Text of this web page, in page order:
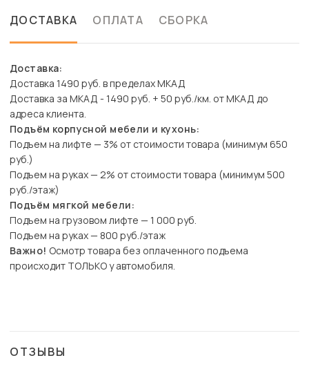
ДОСТАВКА ОПЛАТА СБОРКА
Доставка:
Доставка 1490 руб. в пределах МКАД
Доставка за МКАД - 1490 руб. + 50 руб./км. от МКАД до
адреса клиента.
Подъём корпусной мебели и кухонь:
Подъем на лифте — 3% от стоимости товара (минимум 650
руб.)
Подъем на руках — 2% от стоимости товара (минимум 500
руб./этаж)
Подъём мягкой мебели:
Подъем на грузовом лифте — 1 000 руб.
Подъем на руках — 800 руб./этаж
Важно! Осмотр товара без оплаченного подъема
происходит ТОЛЬКО у автомобиля.
ОТЗЫВЫ